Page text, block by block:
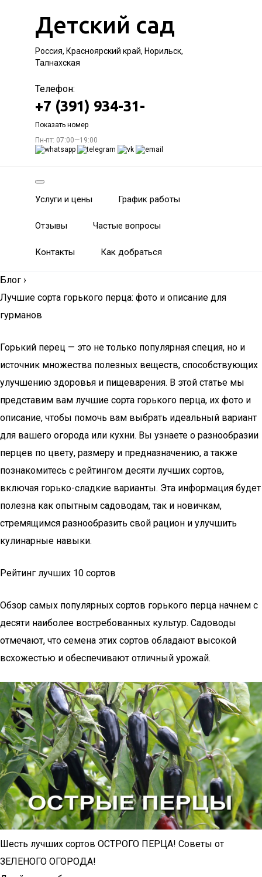
Детский сад
Россия, Красноярский край, Норильск,
Талнахская
Телефон:
+7 (391) 934-31-
Показать номер
Пн-пт: 07:00—19:00
Услуги и цены График работы
Отзывы Частые вопросы
Контакты Как добраться
Блог ›
Лучшие сорта горького перца: фото и описание для
гурманов
Горький перец — это не только популярная специя, но и
источник множества полезных веществ, способствующих
улучшению здоровья и пищеварения. В этой статье мы
представим вам лучшие сорта горького перца, их фото и
описание, чтобы помочь вам выбрать идеальный вариант
для вашего огорода или кухни. Вы узнаете о разнообразии
перцев по цвету, размеру и предназначению, а также
познакомитесь с рейтингом десяти лучших сортов,
включая горько-сладкие варианты. Эта информация будет
полезна как опытным садоводам, так и новичкам,
стремящимся разнообразить свой рацион и улучшить
кулинарные навыки.
Рейтинг лучших 10 сортов
Обзор самых популярных сортов горького перца начнем с
десяти наиболее востребованных культур. Садоводы
отмечают, что семена этих сортов обладают высокой
всхожестью и обеспечивают отличный урожай.
Шесть лучших сортов ОСТРОГО ПЕРЦА! Советы от
ЗЕЛЕНОГО ОГОРОДА!